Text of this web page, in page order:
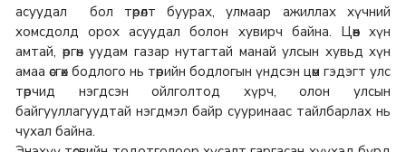
асуудал бол төрөлт буурах, улмаар ажиллах хүчний
хомсдолд орох асуудал болон хувирч байна. Цөөн хүн
амтай, өргөн уудам газар нутагтай манай улсын хувьд хүн
амаа өсгөх бодлого нь төрийн бодлогын үндсэн цөм гэдэгт улс
төрчид нэгдсэн ойлголтод хүрч, олон улсын
байгууллагуудтай нэгдмэл байр сууринаас тайлбарлах нь
чухал байна.